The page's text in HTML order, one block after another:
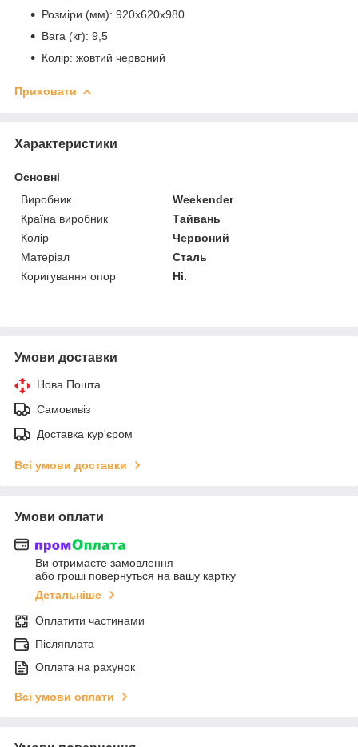
Розміри (мм): 920х620х980
Вага (кг): 9,5
Колір: жовтий червоний
Приховати
Характеристики
Основні
Виробник
Weekender
Країна виробник
Тайвань
Колір
Червоний
Матеріал
Сталь
Коригування опор
Ні.
Умови доставки
Нова Пошта
Самовивіз
Доставка кур'єром
Всі умови доставки
Умови оплати
Ви отримаєте замовлення
або гроші повернуться на вашу картку
Детальніше
Оплатити частинами
Післяплата
Оплата на рахунок
Всі умови оплати